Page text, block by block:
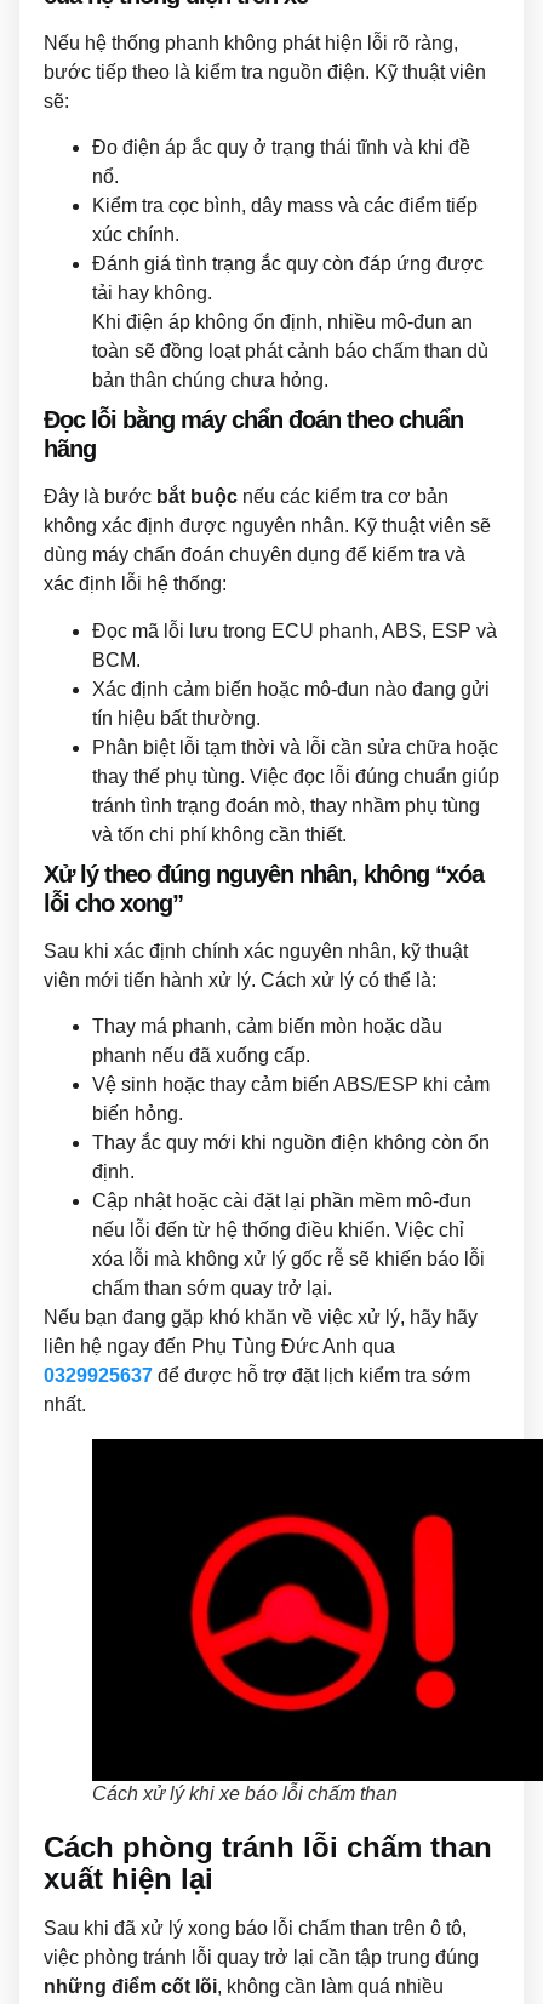
Nếu hệ thống phanh không phát hiện lỗi rõ ràng,
bước tiếp theo là kiểm tra nguồn điện. Kỹ thuật viên
sẽ:
Đo điện áp ắc quy ở trạng thái tĩnh và khi đề
nổ.
Kiểm tra cọc bình, dây mass và các điểm tiếp
xúc chính.
Đánh giá tình trạng ắc quy còn đáp ứng được
tải hay không.
Khi điện áp không ổn định, nhiều mô-đun an
toàn sẽ đồng loạt phát cảnh báo chấm than dù
bản thân chúng chưa hỏng.
Đọc lỗi bằng máy chẩn đoán theo chuẩn
hãng
Đây là bước bắt buộc nếu các kiểm tra cơ bản
không xác định được nguyên nhân. Kỹ thuật viên sẽ
dùng máy chẩn đoán chuyên dụng để kiểm tra và
xác định lỗi hệ thống:
Đọc mã lỗi lưu trong ECU phanh, ABS, ESP và
BCM.
Xác định cảm biến hoặc mô-đun nào đang gửi
tín hiệu bất thường.
Phân biệt lỗi tạm thời và lỗi cần sửa chữa hoặc
thay thế phụ tùng. Việc đọc lỗi đúng chuẩn giúp
tránh tình trạng đoán mò, thay nhầm phụ tùng
và tốn chi phí không cần thiết.
Xử lý theo đúng nguyên nhân, không “xóa
lỗi cho xong”
Sau khi xác định chính xác nguyên nhân, kỹ thuật
viên mới tiến hành xử lý. Cách xử lý có thể là:
Thay má phanh, cảm biến mòn hoặc dầu
phanh nếu đã xuống cấp.
Vệ sinh hoặc thay cảm biến ABS/ESP khi cảm
biến hỏng.
Thay ắc quy mới khi nguồn điện không còn ổn
định.
Cập nhật hoặc cài đặt lại phần mềm mô-đun
nếu lỗi đến từ hệ thống điều khiển. Việc chỉ
xóa lỗi mà không xử lý gốc rễ sẽ khiến báo lỗi
chấm than sớm quay trở lại.
Nếu bạn đang gặp khó khăn về việc xử lý, hãy hãy
liên hệ ngay đến Phụ Tùng Đức Anh qua
0329925637 để được hỗ trợ đặt lịch kiểm tra sớm
nhất.
Cách xử lý khi xe báo lỗi chấm than
Cách phòng tránh lỗi chấm than
xuất hiện lại
Sau khi đã xử lý xong báo lỗi chấm than trên ô tô,
việc phòng tránh lỗi quay trở lại cần tập trung đúng
những điểm cốt lõi, không cần làm quá nhiều